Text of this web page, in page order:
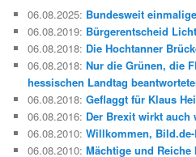
n
06.08.2025: Bundesweit
06.08.2019: Bürgerentscheid
06.08.2018: Die Hochtanner
06.08.2018:Nur die Grünen, die
hessischen Landtag
06.08.2018:Geflaggt für Klaus
06.08.2016: Der Brexit wirkt auch
06.08.2010:Willkommen,
06.08.2010:Mächtige und